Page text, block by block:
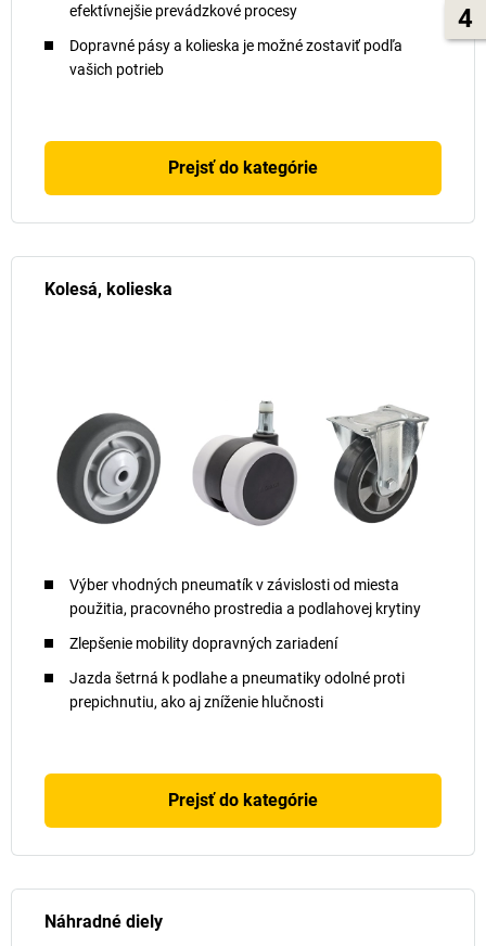
4
efektívnejšie prevádzkové procesy
Dopravné pásy a kolieska je možné zostaviť podľa
vašich potrieb
Prejsť do kategórie
Kolesá, kolieska
Výber vhodných pneumatík v závislosti od miesta
použitia, pracovného prostredia a podlahovej krytiny
Zlepšenie mobility dopravných zariadení
Jazda šetrná k podlahe a pneumatiky odolné proti
prepichnutiu, ako aj zníženie hlučnosti
Prejsť do kategórie
Náhradné diely